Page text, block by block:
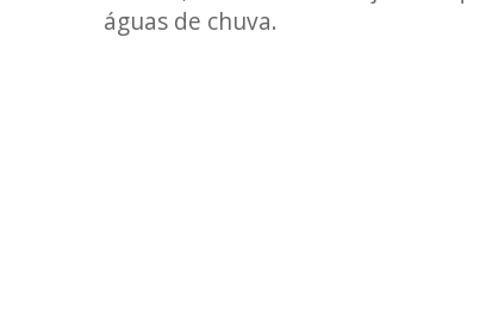
águas de chuva.